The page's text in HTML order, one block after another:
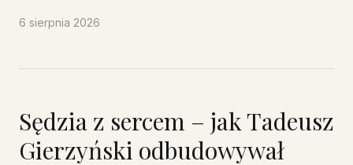
odrodzenia dzięki energii Padlewskiego i
bezwzględnej determinacji Ludwika Białego.
6 sierpnia 2026
Sędzia z sercem – jak Tadeusz
Gierzyński odbudowywał